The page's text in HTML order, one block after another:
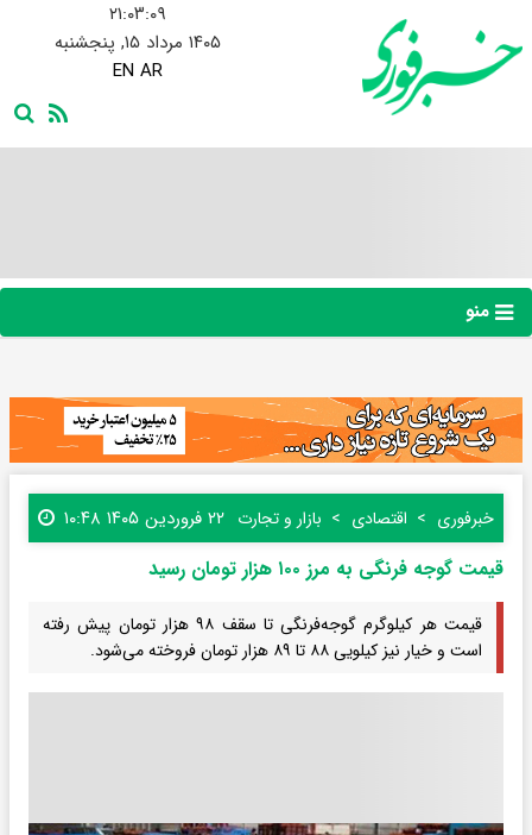
۲۱:۰۳:۱۰
۱۴۰۵ مرداد ۱۵, پنجشنبه
EN AR
منو
خبرفوری اقتصادی بازار و تجارت ۲۲ فروردین ۱۴۰۵ ۱۰:۴۸
قیمت گوجه فرنگی به مرز ۱۰۰ هزار تومان رسید
قیمت هر کیلوگرم گوجه‌فرنگی تا سقف ۹۸ هزار تومان پیش رفته
است و خیار نیز کیلویی ۸۸ تا ۸۹ هزار تومان فروخته می‌شود.